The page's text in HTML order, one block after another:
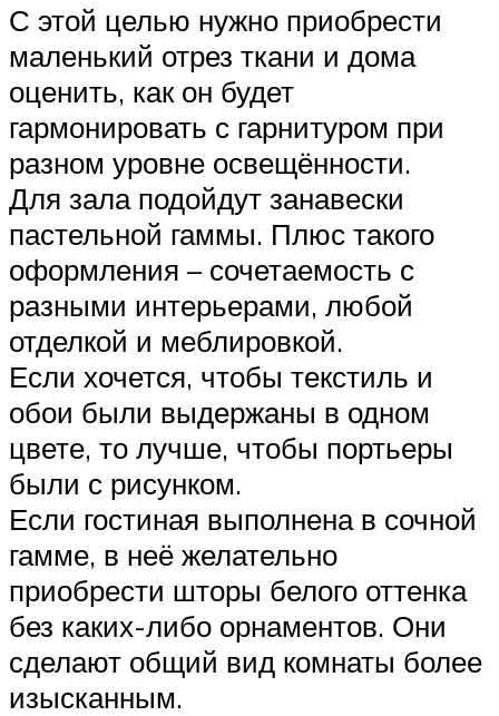
С этой целью нужно приобрести
маленький отрез ткани и дома
оценить, как он будет
гармонировать с гарнитуром при
разном уровне освещённости.
Для зала подойдут занавески
пастельной гаммы. Плюс такого
оформления – сочетаемость с
разными интерьерами, любой
отделкой и меблировкой.
Если хочется, чтобы текстиль и
обои были выдержаны в одном
цвете, то лучше, чтобы портьеры
были с рисунком.
Если гостиная выполнена в сочной
гамме, в неё желательно
приобрести шторы белого оттенка
без каких-либо орнаментов. Они
сделают общий вид комнаты более
изысканным.